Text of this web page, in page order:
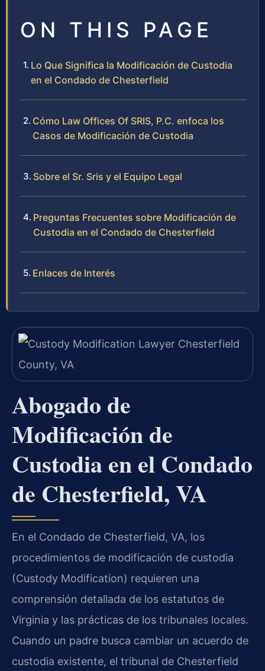
ON THIS PAGE
Lo Que Significa la Modificación de Custodia
en el Condado de Chesterfield
Cómo Law Offices Of SRIS, P.C. enfoca los
Casos de Modificación de Custodia
Sobre el Sr. Sris y el Equipo Legal
Preguntas Frecuentes sobre Modificación de
Custodia en el Condado de Chesterfield
Enlaces de Interés
Abogado de
Modificación de
Custodia en el Condado
de Chesterfield, VA
En el Condado de Chesterfield, VA, los
procedimientos de modificación de custodia
(Custody Modification) requieren una
comprensión detallada de los estatutos de
Virginia y las prácticas de los tribunales locales.
Cuando un padre busca cambiar un acuerdo de
custodia existente, el tribunal de Chesterfield